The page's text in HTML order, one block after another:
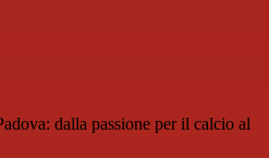
dalla passione per il calcio al